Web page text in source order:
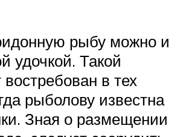
рыбу можно и
удочкой. Такой
в тех
рыболову известна
Зная о размещении